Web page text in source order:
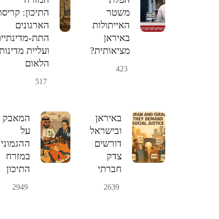
משטר
האייתולות
באיראן
מציאותית?
423
התיכון:
הארגונים
התת-
ועליית
הלאום
517
באיראן
ובישראל
דורשים
צדק
חברתי
2639
המאבק
על
במזרח
התיכון
2949